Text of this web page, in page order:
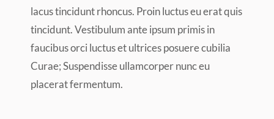
lacus tincidunt rhoncus. Proin luctus eu erat quis
tincidunt. Vestibulum ante ipsum primis in
faucibus orci luctus et ultrices posuere cubilia
Curae; Suspendisse ullamcorper nunc eu
placerat fermentum.